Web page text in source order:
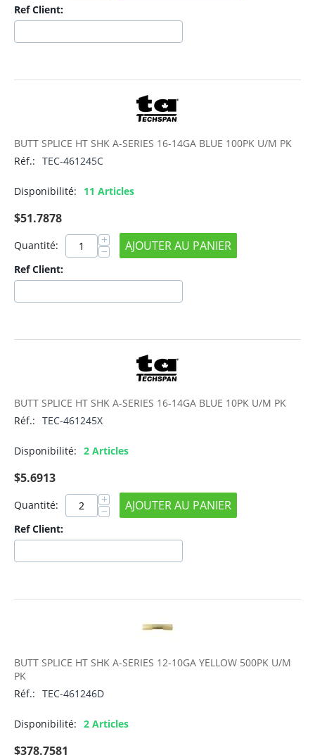
Ref Client:
BUTT SPLICE HT SHK A-SERIES 16-14GA BLUE 100PK U/M PK
Réf.: TEC-461245C
Disponibilité: 11 Articles
$51.7878
Quantité: +
− AJOUTER AU PANIER
Ref Client:
BUTT SPLICE HT SHK A-SERIES 16-14GA BLUE 10PK U/M PK
Réf.: TEC-461245X
Disponibilité: 2 Articles
$5.6913
Quantité: +
− AJOUTER AU PANIER
Ref Client:
BUTT SPLICE HT SHK A-SERIES 12-10GA YELLOW 500PK U/M
PK
Réf.: TEC-461246D
Disponibilité: 2 Articles
$378.7581